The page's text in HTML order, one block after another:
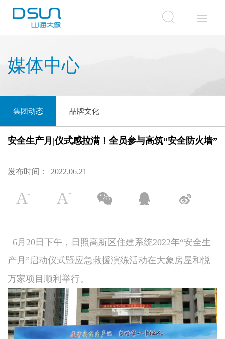
媒体中心
集团动态 品牌文化
安全生产月|仪式感拉满！全员参与高筑“安全防火墙”
发布时间： 2022.06.21
A - A +
6月20日下午，日照高新区住建系统2022年“安全生
产月”启动仪式暨应急救援演练活动在大象房屋和悦
万家项目顺利举行。